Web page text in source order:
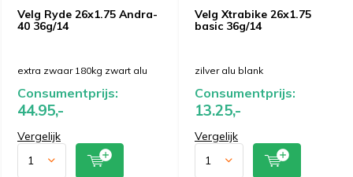
Velg Ryde 26x1.75 Andra-
40 36g/14
extra zwaar 180kg zwart alu
Consumentprijs:
44.95,-
Vergelijk
Velg Xtrabike 26x1.75
basic 36g/14
zilver alu blank
Consumentprijs:
13.25,-
Vergelijk